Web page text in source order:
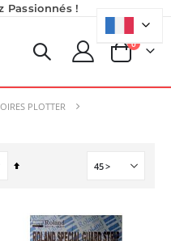
Passionnés !
Panier
0produits
PLOTTER
Par
59,99 €
49,99 €